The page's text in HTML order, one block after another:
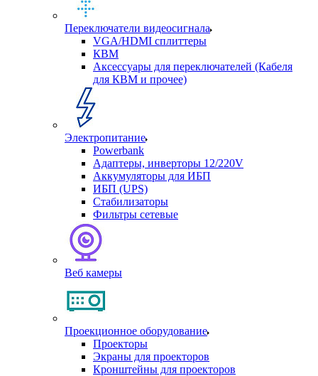
Переключатели видеосигнала
VGA/HDMI сплиттеры
КВМ
Аксессуары для переключателей (Кабеля
для КВМ и прочее)
Электропитание
Powerbank
Адаптеры, инверторы 12/220V
Аккумуляторы для ИБП
ИБП (UPS)
Стабилизаторы
Фильтры сетевые
Веб камеры
Проекционное оборудование
Проекторы
Экраны для проекторов
Кронштейны для проекторов